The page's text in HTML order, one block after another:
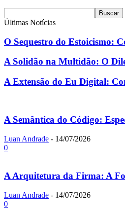
Últimas Notícias
O Sequestro do Estoicismo:
A Solidão na Multidão: O
A Extensão do Eu Digital:
A Semântica do Código:
Luan Andrade - 14/07/2026
0
A Arquitetura da Firma: A
Luan Andrade - 14/07/2026
0